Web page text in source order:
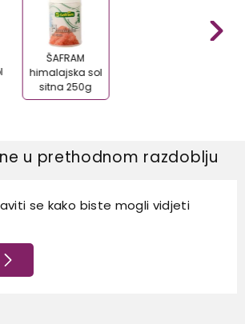
ŠAFRAM
himalajska sol
sitna 250g
u prethodnom razdoblju
se kako biste mogli vidjeti